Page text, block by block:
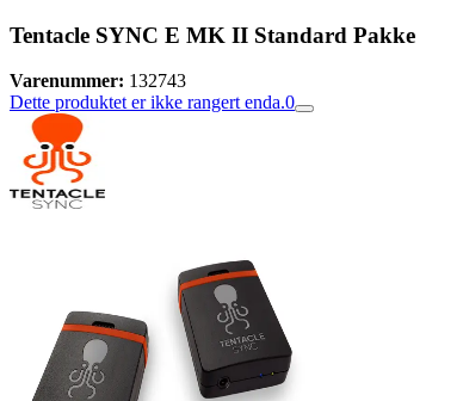
Tentacle SYNC E MK II Standard Pakke
Varenummer: 132743
Dette produktet er ikke rangert enda.0